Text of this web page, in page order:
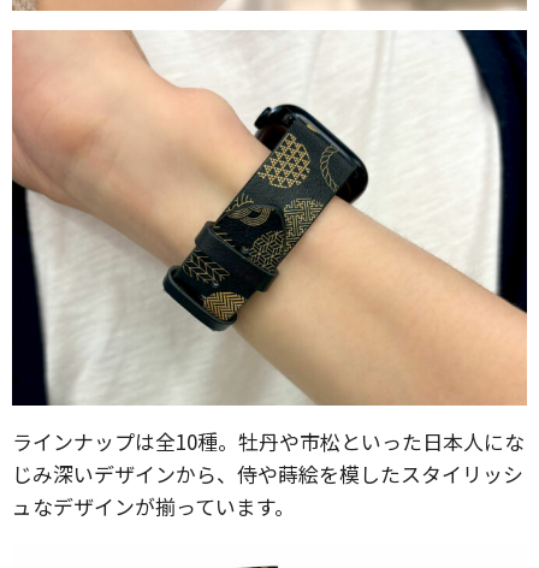
ラインナップは全10種。牡丹や市松といった日本人にな
じみ深いデザインから、侍や蒔絵を模したスタイリッシ
ュなデザインが揃っています。